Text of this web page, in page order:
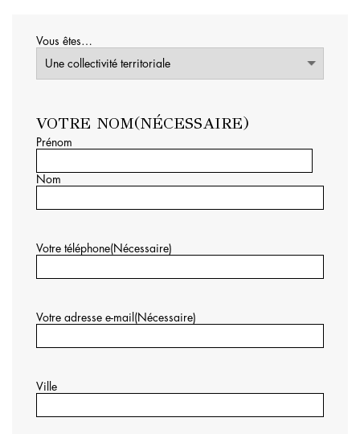
Vous êtes…
VOTRE NOM(NÉCESSAIRE)
Prénom
Nom
Votre téléphone(Nécessaire)
Votre adresse e-mail (Nécessaire)
Ville